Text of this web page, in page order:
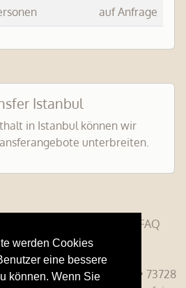
werden Cookies
eine bessere
können. Wenn Sie
auf Anfrage
Istanbul
in Istanbul können wir
unterbreiten.
FAQ
Datensicherheit
• Mülbergerstrasse 81 • 73728